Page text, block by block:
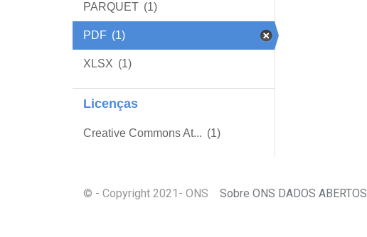
PARQUET (1)
PDF (1)
XLSX (1)
Licenças
Creative Commons At... (1)
© - Copyright 2021 - ONS Sobre ONS DADOS ABERTOS